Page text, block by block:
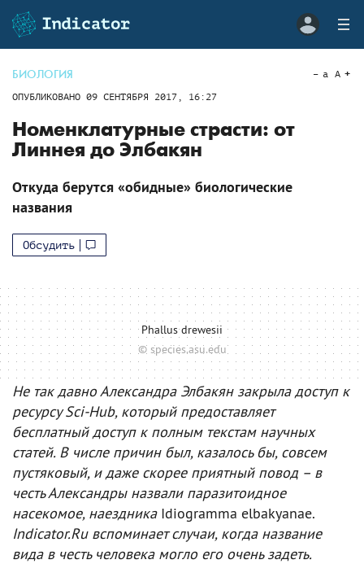
БИОЛОГИЯ
ОПУБЛИКОВАНО 09 СЕНТЯБРЯ 2017, 16:27
a A
Номенклатурные страсти: от
Линнея до Элбакян
Откуда берутся «обидные» биологические
названия
Обсудить
Phallus drewesii
© species.asu.edu
Не так давно Александра Элбакян закрыла доступ к
ресурсу Sci-Hub, который предоставляет
бесплатный доступ к полным текстам научных
статей. В числе причин был, казалось бы, совсем
пустяковый, и даже скорее приятный повод – в
честь Александры назвали паразитоидное
насекомое, наездникаIdiogramma elbakyanae.
Indicator.Ru вспоминает случаи, когда название
вида в честь человека могло его очень задеть.